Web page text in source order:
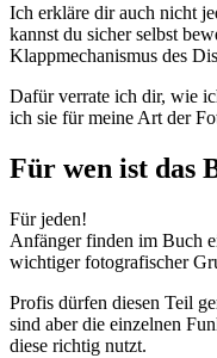
Ich erkläre dir auch nicht
kannst du sicher selbst
Klappmechanismus des
Dafür verrate ich dir, wie
ich sie für meine Art der
Für wen ist das
Für jeden!
Anfänger finden im Buch
wichtiger fotografischer
Profis dürfen diesen Teil
sind aber die einzelnen
diese richtig nutzt.